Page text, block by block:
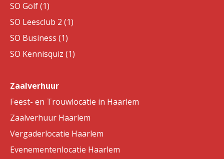
SO Golf (1)
SO Leesclub 2 (1)
SO Business (1)
SO Kennisquiz (1)
Zaalverhuur
Feest- en Trouwlocatie in Haarlem
Zaalverhuur Haarlem
Vergaderlocatie Haarlem
Evenementenlocatie Haarlem